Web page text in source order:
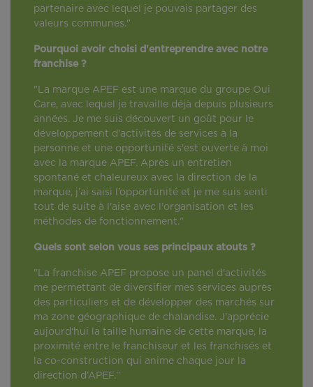
partenaire avec lequel je pouvais partager des
valeurs communes."
Pourquoi avoir choisi d'entreprendre avec notre
franchise ?
"La marque APEF est une marque du groupe Oui
Care, avec lequel je travaille déjà depuis plusieurs
années. Je me suis découvert un goût pour le
développement d'activités de services à la
personne et une opportunité s'est ouverte à moi
avec la marque APEF. Après un entretien
spontané et chaleureux avec la direction de la
marque, j’ai saisi l’opportunité et je me suis senti
tout de suite à l'aise avec l'organisation et les
méthodes de fonctionnement."
Quels sont selon vous ses principaux atouts ?
"La franchise APEF propose un panel d'activités
me permettant de diversifier mes services auprès
des particuliers et de développer des marchés sur
ma zone géographique de chalandise. J'apprécie
aujourd'hui la taille humaine de cette marque, la
proximité entre le franchiseur et les franchisés et
la co-construction qui anime chaque jour la
direction d’APEF."